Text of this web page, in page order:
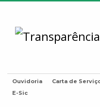
Ouvidoria Carta de
E-Sic